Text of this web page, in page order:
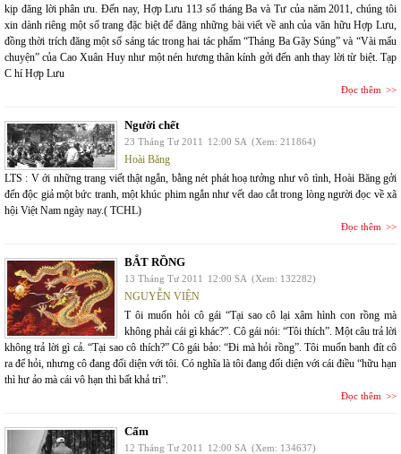
kịp đăng lời phân ưu. Đến nay, Hợp Lưu 113 số tháng Ba và Tư của năm 2011, chúng tôi
xin dành riêng một số trang đặc biệt để đăng những bài viết về anh của văn hữu Hợp Lưu,
đồng thời trích đăng một số sáng tác trong hai tác phẩm “Tháng Ba Gãy Súng” và “Vài mẩu
chuyện” của Cao Xuân Huy như một nén hương thân kính gởi đến anh thay lời từ biệt. Tạp
C hí Hợp Lưu
Đọc thêm
Người chết
23 Tháng Tư 2011 12:00 SA (Xem: 211864)
Hoài Băng
LTS : V ới những trang viết thật ngắn, bằng nét phát hoạ tưởng như vô tình, Hoài Băng gởi
đến độc giả một bức tranh, một khúc phim ngắn như vết dao cắt trong lòng người đọc về xã
hội Việt Nam ngày nay.( TCHL)
Đọc thêm
BẮT RỒNG
13 Tháng Tư 2011 12:00 SA (Xem: 132282)
NGUYỄN VIỆN
T ôi muốn hỏi cô gái “Tại sao cô lại xâm hình con rồng mà
không phải cái gì khác?”. Cô gái nói: “Tôi thích”. Một câu trả lời
không trả lời gì cả. “Tại sao cô thích?” Cô gái bảo: “Đi mà hỏi rồng”. Tôi muốn banh đít cô
ra để hỏi, nhưng cô đang đối diện với tôi. Có nghĩa là tôi đang đối diện với cái điều “hữu hạn
thì hư ảo mà cái vô hạn thì bất khả tri”.
Đọc thêm
Cấm
12 Tháng Tư 2011 12:00 SA (Xem: 134637)